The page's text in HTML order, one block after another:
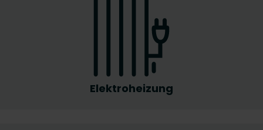
Elektroheizung